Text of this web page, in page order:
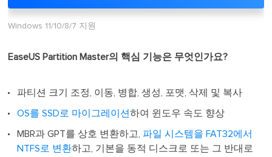
Windows 11/10/8/7 지원
EaseUS Partition Master의 핵심 기능은 무엇인가요?
파티션 크기 조정, 이동, 병합, 생성, 포맷, 삭제 및 복사
OS를 SSD로 마이그레이션하여 윈도우 속도 향상
MBR과 GPT를 상호 변환하고, 파일 시스템을 FAT32에서
NTFS로 변환하고, 기본을 동적 디스크로 또는 그 반대로